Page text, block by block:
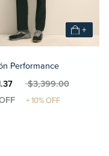
+
Performance
MXN $3,399.00